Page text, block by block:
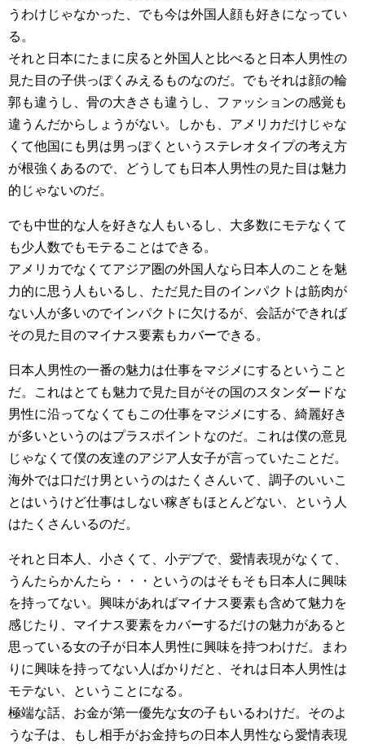
うわけじゃなかった、でも今は外国人顔も好きになってい
る。
それと日本にたまに戻ると外国人と比べると日本人男性の
見た目の子供っぽくみえるものなのだ。でもそれは顔の輪
郭も違うし、骨の大きさも違うし、ファッションの感覚も
違うんだからしょうがない。しかも、アメリカだけじゃな
くて他国にも男は男っぽくというステレオタイプの考え方
が根強くあるので、どうしても日本人男性の見た目は魅力
的じゃないのだ。
でも中世的な人を好きな人もいるし、大多数にモテなくて
も少人数でもモテることはできる。
アメリカでなくてアジア圏の外国人なら日本人のことを魅
力的に思う人もいるし、ただ見た目のインパクトは筋肉が
ない人が多いのでインパクトに欠けるが、会話ができれば
その見た目のマイナス要素もカバーできる。
日本人男性の一番の魅力は仕事をマジメにするということ
だ。これはとても魅力で見た目がその国のスタンダードな
男性に沿ってなくてもこの仕事をマジメにする、綺麗好き
が多いというのはプラスポイントなのだ。これは僕の意見
じゃなくて僕の友達のアジア人女子が言っていたことだ。
海外では口だけ男というのはたくさんいて、調子のいいこ
とはいうけど仕事はしない稼ぎもほとんどない、という人
はたくさんいるのだ。
それと日本人、小さくて、小デブで、愛情表現がなくて、
うんたらかんたら・・・というのはそもそも日本人に興味
を持ってない。興味があればマイナス要素も含めて魅力を
感じたり、マイナス要素をカバーするだけの魅力があると
思っている女の子が日本人男性に興味を持つわけだ。まわ
りに興味を持ってない人ばかりだと、それは日本人男性は
モテない、ということになる。
極端な話、お金が第一優先な女の子もいるわけだ。そのよ
うな子は、もし相手がお金持ちの日本人男性なら愛情表現